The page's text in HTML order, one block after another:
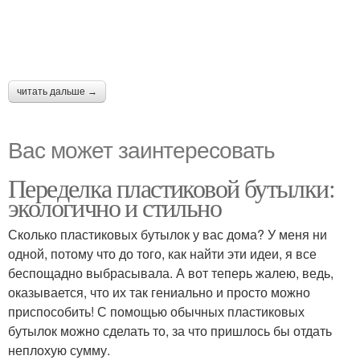
читать дальше →
Вас может заинтересовать
Переделка пластиковой бутылки:
экологично и стильно
Сколько пластиковых бутылок у вас дома? У меня ни
одной, потому что до того, как найти эти идеи, я все
беспощадно выбрасывала. А вот теперь жалею, ведь,
оказывается, что их так гениально и просто можно
приспособить! С помощью обычных пластиковых
бутылок можно сделать то, за что пришлось бы отдать
неплохую сумму.